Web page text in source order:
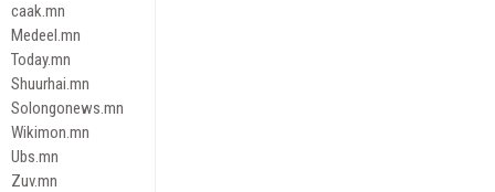
caak.mn
Medeel.mn
Today.mn
Shuurhai.mn
Solongonews.mn
Wikimon.mn
Ubs.mn
Zuv.mn